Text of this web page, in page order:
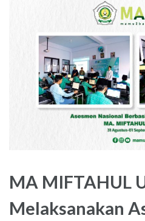
MA MIFTAHUL
Melaksanakan